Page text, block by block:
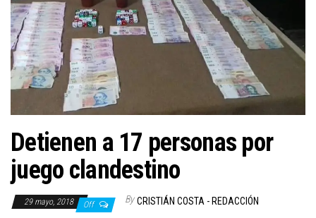
Detienen a 17 personas por
juego clandestino
29 mayo, 2018 Off By CRISTIÁN COSTA - REDACCIÓN